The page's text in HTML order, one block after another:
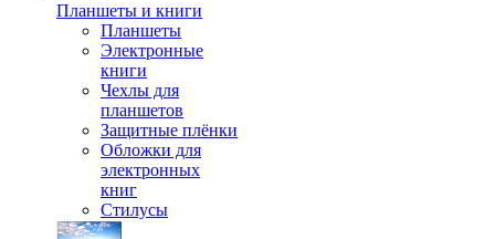
Планшеты и книги
Планшеты
Электронные
книги
Чехлы для
планшетов
Защитные плёнки
Обложки для
электронных
книг
Стилусы